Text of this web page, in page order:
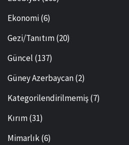
Ekonomi(6)
Gezi/Tanıtım(20)
Güncel (137)
Güney Azerbaycan(2)
Kategorilendirilmemiş(7)
Kırım(31)
Mimarlık(6)